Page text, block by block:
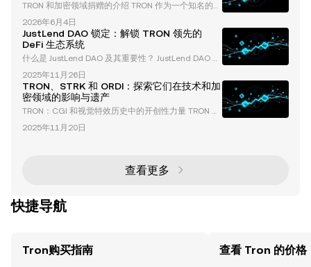
TRON 和加密领域捐赠的介绍 TRON 作为一个知名的区
块链平台，不仅因其技术进步而在加密货币行业中崭露
头角，还因其创始人孙宇晨的创新捐赠策略和生态系统
投资而备受关注。这些贡献通常以代币购买的形式进
行，展示了 TRON 在慈善和区块链发展方面的独特方
法。 在本文中，我们将深入探讨 TRON 和孙宇晨的捐
赠策略如何影响加密领域，这些贡献背后的机制，以及
它们对区块链采用的更广泛意义。 孙宇晨在迷因币
2026年6月4日
JustLend DAO 锁定：解锁 TRON 领先的
DeFi 生态系统
什么是 JustLend DAO 及其重要性？ JustLend DAO 是
TRON 生态系统中领先的去中心化借贷协议，是去中心
化金融（DeFi）创新的基石。其总锁仓价值（TVL）已
超过 81.6 亿美元，用户数量超过 474,000，巩固了其
在 DeFi 领域的重要地位。该平台提供多样化的金融服
务，包括借贷、质押和能量租赁，成为零售和机构投资
者的综合金融中心。 JustLend DAO 在 T
2025年11月26日
TRON、STRK 和 ORDI：探索它们在技术和加
密领域的影响与遗产
TRON：CGI 和视觉特效历史中的开创性力量 TRON 于
1982 年上映，是计算机生成图像（CGI）和视觉特效
演变中的一个里程碑。在当时没有任何 3D 建模或渲染
业，还为现代数字大片奠定了基础。 TRON 视觉特效
背后的挑战 创造 TRON 标志性的视觉效果绝非易事。
2025年11月20日
查看更多
快捷导航
Tron购买指南 查看 Tron 的价格